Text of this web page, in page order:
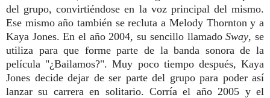
del grupo, convirtiéndose en la voz principal del mismo.
Ese mismo año también se recluta a Melody Thornton y a
Kaya Jones. En el año 2004, su sencillo llamadoSway, se
utiliza para que forme parte de la banda sonora de la
película "¿Bailamos?". Muy poco tiempo después, Kaya
Jones decide dejar de ser parte del grupo para poder así
lanzar su carrera en solitario. Corría el año 2005 y el